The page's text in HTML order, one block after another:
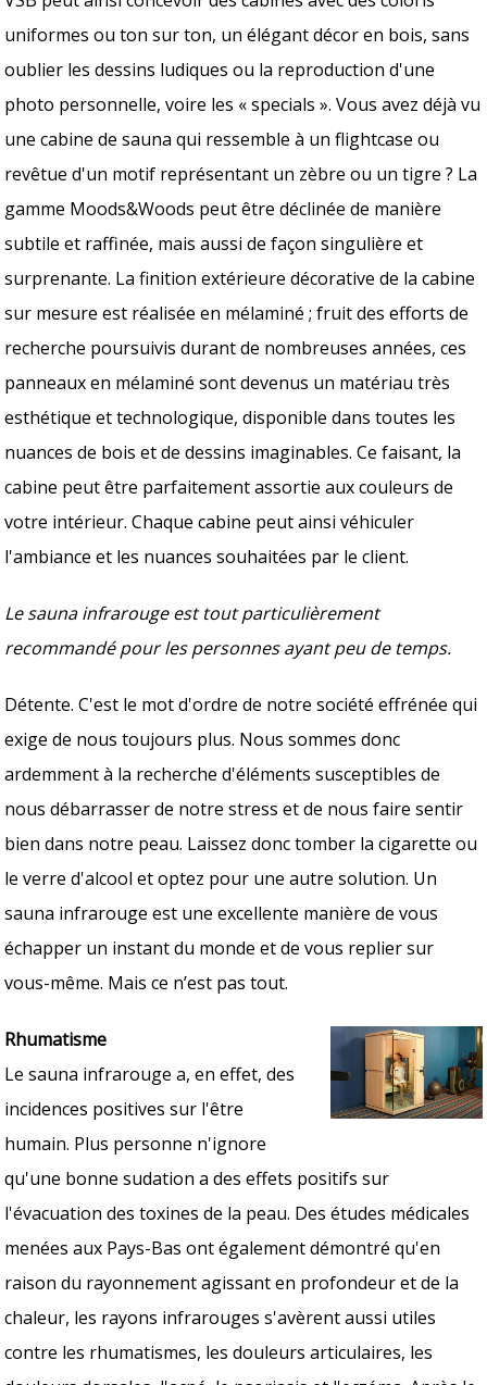
uniformes ou ton sur ton, un élégant décor en bois, sans
oublier les dessins ludiques ou la reproduction d'une
photo personnelle, voire les « specials ». Vous avez déjà vu
une cabine de sauna qui ressemble à un flightcase ou
revêtue d'un motif représentant un zèbre ou un tigre ? La
gamme Moods&Woods peut être déclinée de manière
subtile et raffinée, mais aussi de façon singulière et
surprenante. La finition extérieure décorative de la cabine
sur mesure est réalisée en mélaminé ; fruit des efforts de
recherche poursuivis durant de nombreuses années, ces
panneaux en mélaminé sont devenus un matériau très
esthétique et technologique, disponible dans toutes les
nuances de bois et de dessins imaginables. Ce faisant, la
cabine peut être parfaitement assortie aux couleurs de
votre intérieur. Chaque cabine peut ainsi véhiculer
l'ambiance et les nuances souhaitées par le client.
Le sauna infrarouge est tout particulièrement
recommandé pour les personnes ayant peu de temps.
Détente. C'est le mot d'ordre de notre société effrénée qui
exige de nous toujours plus. Nous sommes donc
ardemment à la recherche d'éléments susceptibles de
nous débarrasser de notre stress et de nous faire sentir
bien dans notre peau. Laissez donc tomber la cigarette ou
le verre d'alcool et optez pour une autre solution. Un
sauna infrarouge est une excellente manière de vous
échapper un instant du monde et de vous replier sur
vous-même. Mais ce n’est pas tout.
Rhumatisme
Le sauna infrarouge a, en effet, des
incidences positives sur l'être
humain. Plus personne n'ignore
qu'une bonne sudation a des effets positifs sur
l'évacuation des toxines de la peau. Des études médicales
menées aux Pays-Bas ont également démontré qu'en
raison du rayonnement agissant en profondeur et de la
chaleur, les rayons infrarouges s'avèrent aussi utiles
contre les rhumatismes, les douleurs articulaires, les